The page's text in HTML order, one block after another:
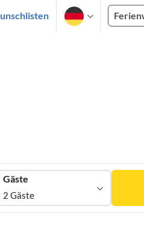
Gäste
2 Gäste